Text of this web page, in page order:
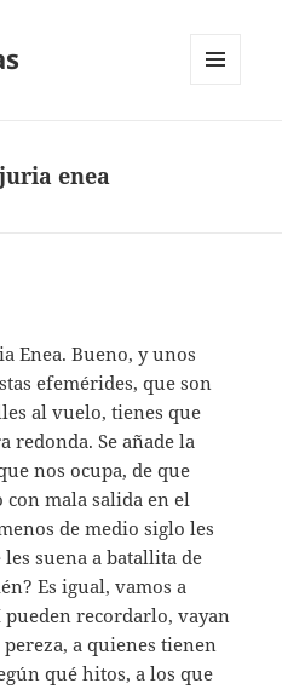
enea
Enea. Bueno, y unos
efemérides, que son
al vuelo, tienes que
redonda. Se añade la
nos ocupa, de que
mala salida en el
de medio siglo les
suena a batallita de
Es igual, vamos a
recordarlo, vayan
a quienes tienen
qué hitos, a los que